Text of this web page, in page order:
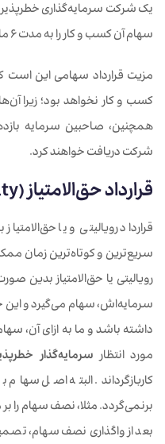
سهام آن کسب و کار را به مدت 6 ماه دریافت می‌کند.
مزیت قرارداد سهامی این است
کسب و کار نخواهد بود؛ زیرا
همچنین، صاحبین سرمایه
شرکت دریافت خواهند کرد.
قرارداد حق‌الامتیاز (Royalty)
قرارداد رویالیتی و یا
سریع‌ترین و کوتاه‌ترین زمان
رویالیتی یا حق‌الامتیاز بدین
سرمایه‌اش، سهام می‌گیرد و
داشته باشد و ما به ازای آن،
مورد انتظار سرمایه‌گذار
کاربازگرداند. البته اصل
برنمی‌گردد. مثلا، نصف سهام را
بعد از واگذاری نصف سهام،